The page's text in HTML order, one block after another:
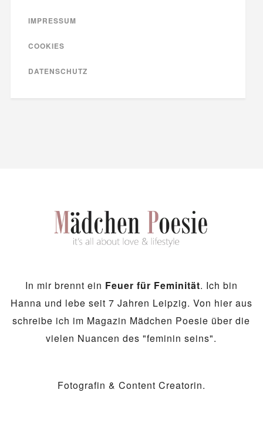
IMPRESSUM
COOKIES
DATENSCHUTZ
In mir brennt ein Feuer für Feminität. Ich bin
Hanna und lebe seit 7 Jahren Leipzig. Von hier aus
schreibe ich im Magazin Mädchen Poesie über die
vielen Nuancen des "feminin seins".
Fotografin & Content Creatorin.